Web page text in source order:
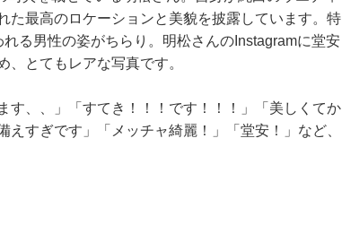
た最高のロケーションと美貌を披露しています。特
る男性の姿がちらり。明松さんのInstagramに堂安
とてもレアな写真です。
す、、」「すてき！！！です！！！」「美しくてか
すぎです」「メッチャ綺麗！」「堂安！」など、